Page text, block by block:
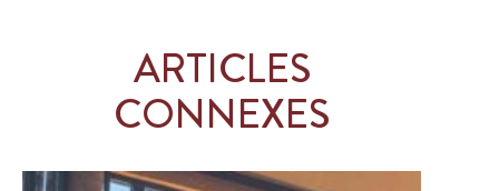
ARTICLES
CONNEXES